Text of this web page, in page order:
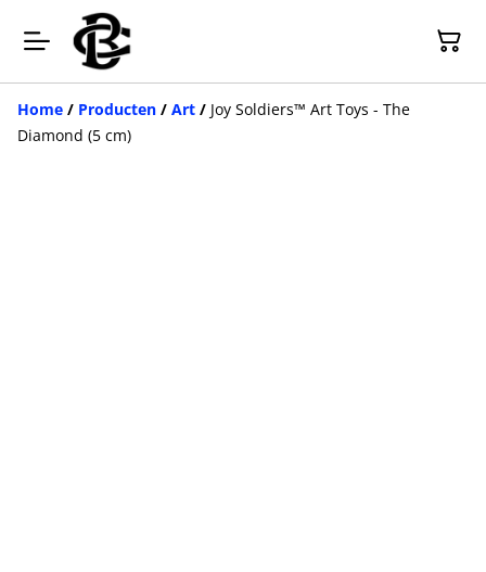
Home / Producten / Art / Joy Soldiers™ Art Toys - The
Diamond (5 cm)